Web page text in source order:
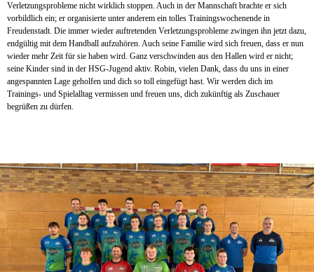
Verletzungsprobleme nicht wirklich stoppen. Auch in der Mannschaft brachte er sich
vorbildlich ein; er organisierte unter anderem ein tolles Trainingswochenende in
Freudenstadt. Die immer wieder auftretenden Verletzungsprobleme zwingen ihn jetzt dazu,
endgültig mit dem Handball aufzuhören. Auch seine Familie wird sich freuen, dass er nun
wieder mehr Zeit für sie haben wird. Ganz verschwinden aus den Hallen wird er nicht;
seine Kinder sind in der HSG-Jugend aktiv. Robin, vielen Dank, dass du uns in einer
angespannten Lage geholfen und dich so toll eingefügt hast. Wir werden dich im
Trainings- und Spielalltag vermissen und freuen uns, dich zukünftig als Zuschauer
begrüßen zu dürfen.